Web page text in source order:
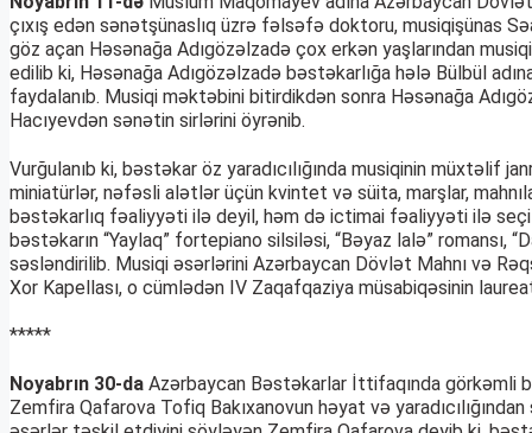
çıxış edən sənətşünaslıq üzrə fəlsəfə doktoru, musiqişünas
göz açan Həsənağa Adıgözəlzadə çox erkən yaşlarından
edilib ki, Həsənağa Adıgözəlzadə bəstəkarlığa hələ Bülbül
faydalanıb. Musiqi məktəbini bitirdikdən sonra Həsənağa
Hacıyevdən sənətin sirlərini öyrənib.
Vurğulanıb ki, bəstəkar öz yaradıcılığında musiqinin müxtəlif
miniatürlər, nəfəsli alətlər üçün kvintet və süita, marşlar,
bəstəkarlıq fəaliyyəti ilə deyil, həm də ictimai fəaliyyəti ilə
bəstəkarın “Yaylaq” fortepiano silsiləsi, “Bəyaz lalə” romansı,
səsləndirilib. Musiqi əsərlərini Azərbaycan Dövlət Mahnı və
Xor Kapellası, o cümlədən IV Zaqafqaziya müsabiqəsinin
*****
Noyabrın 30-da Azərbaycan Bəstəkarlar İttifaqında görkəmli
Zemfira Qafarova Tofiq Bakıxanovun həyat və